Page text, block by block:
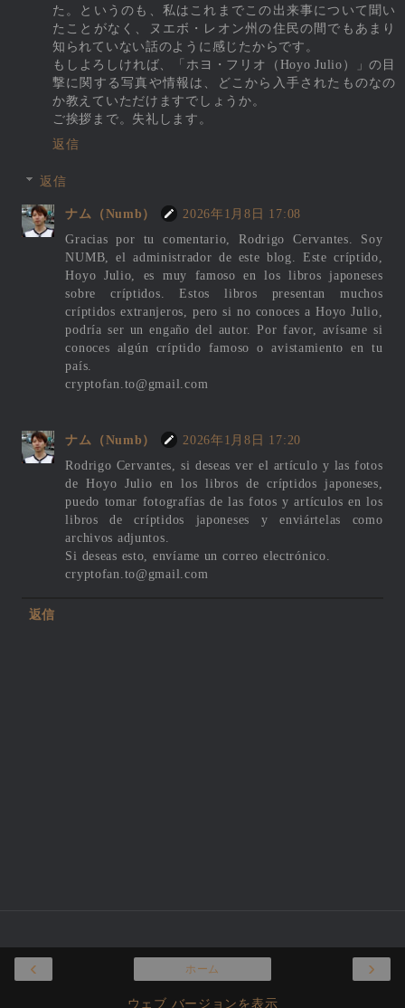
た。というのも、私はこれまでこの出来事について聞い
たことがなく、ヌエボ・レオン州の住民の間でもあまり
知られていない話のように感じたからです。
もしよろしければ、「ホヨ・フリオ（Hoyo Julio）」の目
撃に関する写真や情報は、どこから入手されたものなの
か教えていただけますでしょうか。
ご挨拶まで。失礼します。
返信
返信
ナム（Numb）
2026年1月8日 17:08
Gracias por tu comentario, Rodrigo Cervantes. Soy
NUMB, el administrador de este blog. Este críptido,
Hoyo Julio, es muy famoso en los libros japoneses
sobre críptidos. Estos libros presentan muchos
críptidos extranjeros, pero si no conoces a Hoyo Julio,
podría ser un engaño del autor. Por favor, avísame si
conoces algún críptido famoso o avistamiento en tu
país.
cryptofan.to@gmail.com
ナム（Numb）
2026年1月8日 17:20
Rodrigo Cervantes, si deseas ver el artículo y las fotos
de Hoyo Julio en los libros de críptidos japoneses,
puedo tomar fotografías de las fotos y artículos en los
libros de críptidos japoneses y enviártelas como
archivos adjuntos.
Si deseas esto, envíame un correo electrónico.
cryptofan.to@gmail.com
返信
‹ ›
ホーム
ウェブ バージョンを表示